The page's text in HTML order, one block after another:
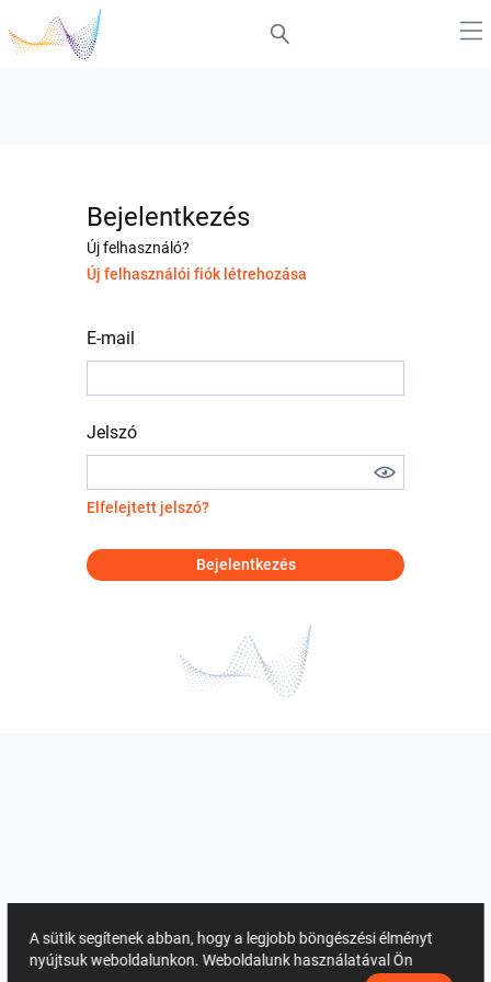
Bejelentkezés
Új felhasználó?
Új felhasználói fiók létrehozása
E-mail
Jelszó
Elfelejtett jelszó?
Bejelentkezés
A sütik segítenek abban, hogy a legjobb böngészési élményt
nyújtsuk weboldalunkon. Weboldalunk használatával Ön